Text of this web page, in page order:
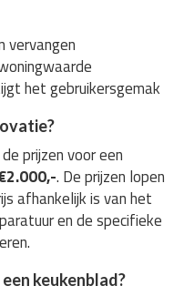
vervangen
het gebruikersgemak
prijzen voor een
. De prijzen lopen
afhankelijk is van het
en de specifieke
keukenblad?